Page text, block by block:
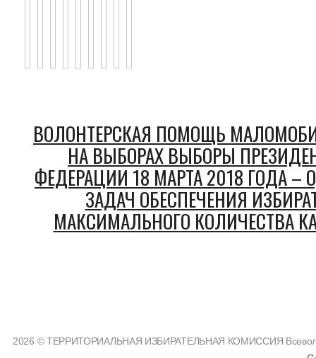
ВОЛОНТЕРСКАЯ ПОМОЩЬ
НА ВЫБОРАХ ВЫБОРЫ
ФЕДЕРАЦИИ 18 МАРТА 2018 ГОДА
ЗАДАЧ ОБЕСПЕЧЕНИЯ
МАКСИМАЛЬНОГО КОЛИЧЕСТВА
2026 © ТЕРРИТОРИАЛЬНАЯ ИЗБИРАТЕЛЬНАЯ КОМИССИЯ